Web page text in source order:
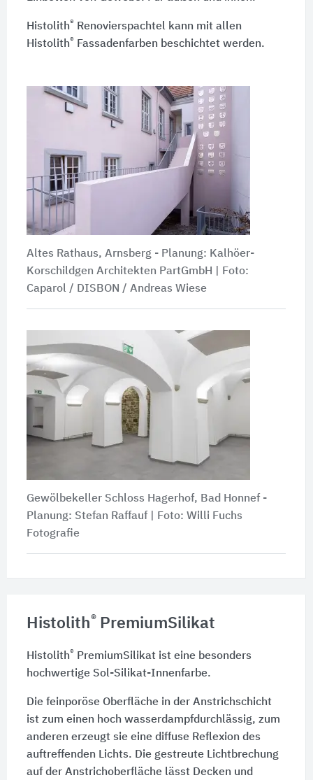
Histolith® Renovierspachtel kann mit allen
Histolith® Fassadenfarben beschichtet werden.
Altes Rathaus, Arnsberg - Planung: Kalhöer-
Korschildgen Architekten PartGmbH | Foto:
Caparol / DISBON / Andreas Wiese
Gewölbekeller Schloss Hagerhof, Bad Honnef -
Planung: Stefan Raffauf | Foto: Willi Fuchs
Fotografie
Histolith® PremiumSilikat
Histolith® PremiumSilikat ist eine besonders
hochwertige Sol-Silikat-Innenfarbe.
Die feinporöse Oberfläche in der Anstrichschicht
ist zum einen hoch wasserdampfdurchlässig, zum
anderen erzeugt sie eine diffuse Reflexion des
auftreffenden Lichts. Die gestreute Lichtbrechung
auf der Anstrichoberfläche lässt Decken und